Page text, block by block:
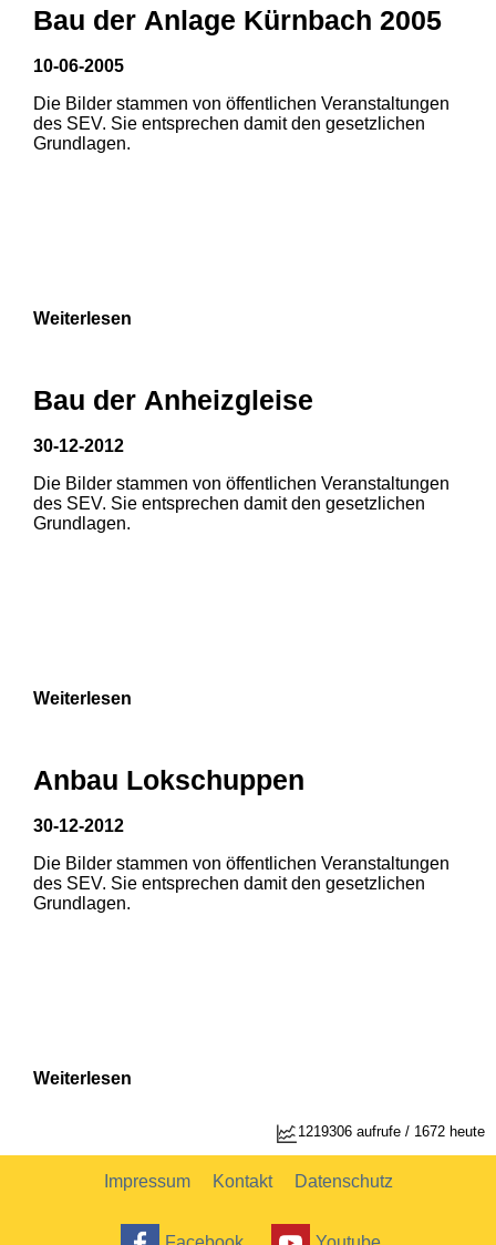
1 2
1 2
2
3
Bau der Anlage Kürnbach 2005
10-06-2005
Die Bilder stammen von öffentlichen Veranstaltungen
des SEV. Sie entsprechen damit den gesetzlichen
Grundlagen.
Weiterlesen
Bau der Anheizgleise
30-12-2012
Die Bilder stammen von öffentlichen Veranstaltungen
des SEV. Sie entsprechen damit den gesetzlichen
Grundlagen.
Weiterlesen
Anbau Lokschuppen
30-12-2012
Die Bilder stammen von öffentlichen Veranstaltungen
des SEV. Sie entsprechen damit den gesetzlichen
Grundlagen.
Weiterlesen
1219306 aufrufe / 1672 heute
Impressum Kontakt Datenschutz